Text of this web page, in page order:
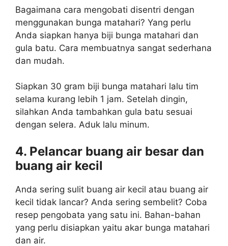
Bagaimana cara mengobati disentri dengan
menggunakan bunga matahari? Yang perlu
Anda siapkan hanya biji bunga matahari dan
gula batu. Cara membuatnya sangat sederhana
dan mudah.
Siapkan 30 gram biji bunga matahari lalu tim
selama kurang lebih 1 jam. Setelah dingin,
silahkan Anda tambahkan gula batu sesuai
dengan selera. Aduk lalu minum.
4. Pelancar buang air besar dan
buang air kecil
Anda sering sulit buang air kecil atau buang air
kecil tidak lancar? Anda sering sembelit? Coba
resep pengobata yang satu ini. Bahan-bahan
yang perlu disiapkan yaitu akar bunga matahari
dan air.